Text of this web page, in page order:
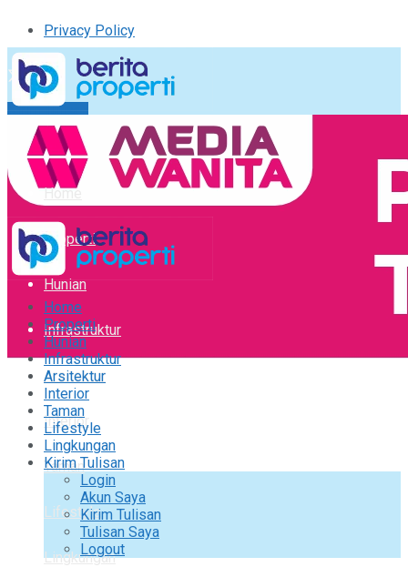
Privacy Policy
Kirim Tulisan
Tulisan Saya
Logout
Home
Properti
Hunian
Infrastruktur
Arsitektur
Interior
Taman
Lifestyle
Lingkungan
Home
Properti
Hunian
Infrastruktur
Arsitektur
Interior
Taman
Lifestyle
Lingkungan
Kirim Tulisan
Login
Akun Saya
Kirim Tulisan
Tulisan Saya
Logout